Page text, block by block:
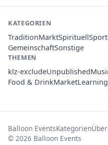
KATEGORIEN
TraditionMarktSpirituellSport
GemeinschaftSonstige
THEMEN
klz-excludeUnpublished
Food & DrinkMarketLearning
Balloon EventsKategorien
© 2026 Balloon Events